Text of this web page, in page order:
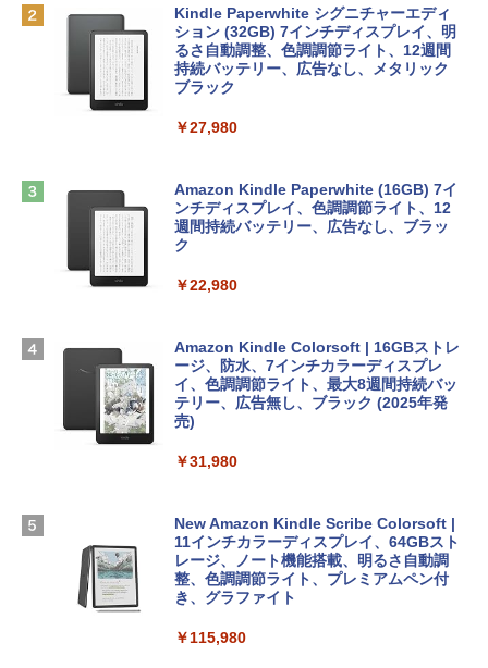
tomtoc 360°保護 15.6 16インチ パソコ
ンケース Dell NEC Lavie ASUS HP dyna
book Lenovo対応
ン 15-fd 15.6インチ 16GBメモリ 512GB
SSD インテル Core 5
￥129,800
igence、13.6インチLiquid Retinaディ
スプレイ、16GBユニファイドメモリ、1
TB SSDストレージ、12MPセンターフレ
ームカメラ、日本語キーボード、Touch I
D - シルバー
￥261,414
【Amazon.co.jp限定】ASUS ノートパソ
コン Vivobook 15 M1502NAQ 15.6イン
チ AMD Ryzen 7 170 メモリ16GB SSD 5
12GB Microsoft 365 Personal (24か月
版) 搭載 Windows 11 重量1.7kg Wi-Fi 6
5BUWS
定バーチャルアイテムを含む】 【オンラ
インゲームコード】 ロブロックス | オン
ラインコード版
￥3,200
インゲームコード】 ロブロックス |オン
ラインコード版
￥1,600
ows11、10/mac対応|PC2台
￥39,582
【限定バーチャルアイテムを含む】 【オ
￥14,500
￥1,292
非エンジニア 初心者 素人 でも安心 使い
めのAIコーディング入門シリーズ
￥99
AIイラスト表現辞典: 思い通りの絵を引き
￥480
FM TOWNS ハイパー・カタログ: 本体ハ
ェクトリストと最新エミュレータ紹介
Kindle Paperwhite シグニチャーエディ
ション (32GB) 7インチディスプレイ、明
るさ自動調整、色調調節ライト、12週間
持続バッテリー、広告なし、メタリック
ブラック
￥27,980
Amazon Kindle Paperwhite (16GB) 7イ
ンチディスプレイ、色調調節ライト、12
週間持続バッテリー、広告なし、ブラッ
ク
￥22,980
Amazon Kindle Colorsoft | 16GBストレ
ージ、防水、7インチカラーディスプレ
イ、色調調節ライト、最大8週間持続バッ
テリー、広告無し、ブラック (2025年発
売)
￥31,980
New Amazon Kindle Scribe Colorsoft |
11インチカラーディスプレイ、64GBスト
レージ、ノート機能搭載、明るさ自動調
整、色調調節ライト、プレミアムペン付
き、グラファイト
￥115,980